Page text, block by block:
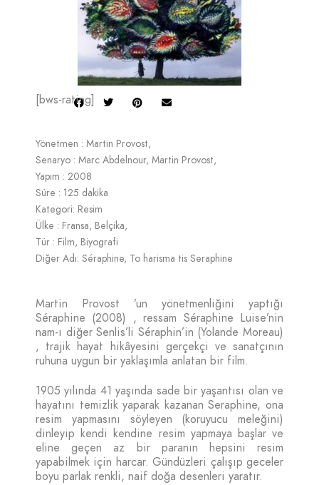
[bws-rating]
Yönetmen : Martin Provost,
Senaryo : Marc Abdelnour, Martin Provost,
Yapım : 2008
Süre : 125 dakika
Kategori: Resim
Ülke : Fransa, Belçika,
Tür : Film, Biyografi
Diğer Adı: Séraphine, To harisma tis Seraphine
Martin Provost ’un yönetmenliğini yaptığı
Séraphine (2008) , ressam Séraphine Luise’nin
nam-ı diğer Senlis’li Séraphin’in (Yolande Moreau)
, trajik hayat hikâyesini gerçekçi ve sanatçının
ruhuna uygun bir yaklaşımla anlatan bir film.
1905 yılında 41 yaşında sade bir yaşantısı olan ve
hayatını temizlik yaparak kazanan Seraphine, ona
resim yapmasını söyleyen (koruyucu meleğini)
dinleyip kendi kendine resim yapmaya başlar ve
eline geçen az bir paranın hepsini resim
yapabilmek için harcar. Gündüzleri çalışıp geceler
boyu parlak renkli, naif doğa desenleri yaratır.